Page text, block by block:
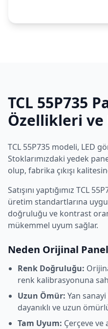
TCL 55P735
Özellikleri
TCL 55P735 modeli, LED
Stoklarımızdaki yedek
olup, fabrika çıkışı
Satışını yaptığımız TCL
üretim standartlarına
doğruluğu ve kontrast
mükemmel uyum sağlar.
Neden Orijinal
Renk Doğruluğu:
renk kalibrasyonuna
Uzun Ömür: Yan
dayanıklı ve uzun
Tam Uyum: Çerçeve ve